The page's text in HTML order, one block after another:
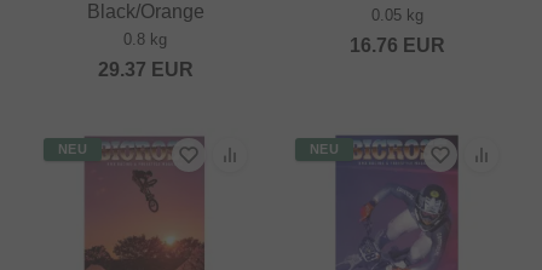
Black/Orange
0.8 kg
29.37 EUR
0.05 kg
16.76 EUR
NEU NEU